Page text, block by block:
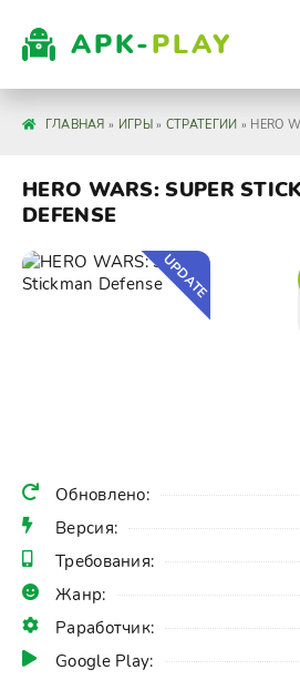
APK-PLAY
ГЛАВНАЯ » ИГРЫ» СТРАТЕГИИ » HERO
HERO WARS: SUPER
DEFENSE
Обновлено:
Версия:
Требования:
Жанр:
Раработчик:
Google Play:
UPDATE